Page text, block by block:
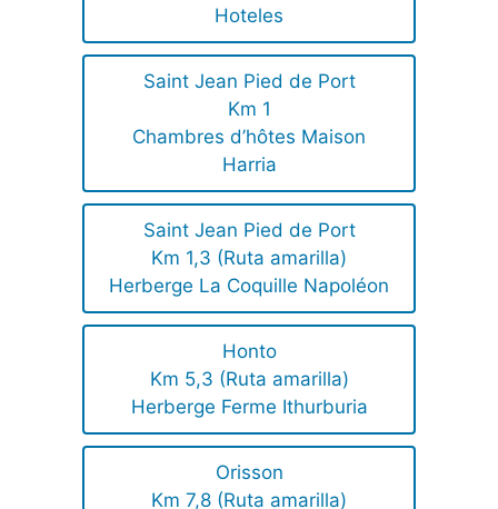
Hoteles
Saint Jean Pied de Port
Km 1
Chambres d’hôtes Maison
Harria
Saint Jean Pied de Port
Km 1,3 (Ruta amarilla)
Herberge La Coquille Napoléon
Honto
Km 5,3 (Ruta amarilla)
Herberge Ferme Ithurburia
Orisson
Km 7,8 (Ruta amarilla)